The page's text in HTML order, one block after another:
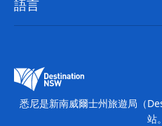
住宿
列出您的業務
新南威爾士州旅遊局（
繽紛悉尼燈光音樂節
語言
悉尼是新南威爾士州旅遊局（
站。